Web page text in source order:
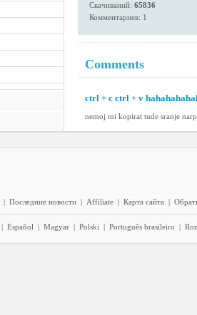
Скачиваний: 65836
Комментариев: 1
Comments
ctrl + c ctrl + v
nemoj mi kopirat tude sranje
| Последние новости | Affiliate | Карта сайта |
| Español | Magyar | Polski | Português brasileiro |